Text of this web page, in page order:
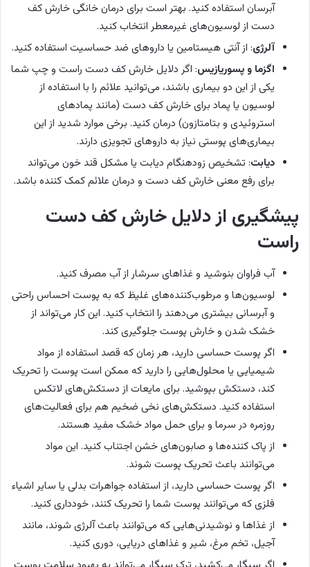
آبرسان استفاده کنید. بهتر است برای درمان خانگی خارش کف
دست از لوسیون‌های غیرمعطر انتخاب کنید.
آلرژی: از آنتی هیستامین یا داروهای ضد حساسیت استفاده کنید.
اگزما و پسوریازیس: اگر دلایل خارش کف دست راست و چپ شما
یکی از این دو بیماری باشند، می‌توانید علائم را با استفاده از
لوسیون یا پماد برای خارش کف دست (مانند پمادهای
استروئیدی و بتامتازون) درمان کنید. برخی موارد شدید از این
بیماری‌های پوستی نیاز به داروهای تجویزی دارند.
دیابت: تشخیص زودهنگام دیابت یا مشکل قند خون می‌تواند
برای رفع معنی خارش کف دست و درمان علائم کمک کننده باشد.
پیشگیری از دلایل خارش کف دست
راست
آب فراوان بنوشید و غذاهای سرشار از آب مصرف کنید.
لوسیون‌ها و مرطوب‌کننده‌های غلیظ که به پوست احساس راحتی
و آبرسانی بیشتری می‌دهند را انتخاب کنید. این کار می‌تواند از
خشک شدن و خارش پوست جلوگیری کند.
اگر پوست حساسی دارید، هر زمان که قصد استفاده از مواد
شیمیایی یا محلول‌هایی را دارید که ممکن است پوست را تحریک
کند، دستکش بپوشید. برای مایعات از دستکش‌های لاتکس
استفاده کنید. دستکش‌های نخی ضخیم هم برای فعالیت‌های
روزمره در سرما و برای حمل مواد خشک مفید هستند.
از پاک کننده‌ها و صابون‌های خشن اجتناب کنید. این مواد
می‌توانند باعث تحریک پوست شوند.
اگر پوست حساسی دارید، از استفاده جواهرات بدلی یا سایر اشیاء
فلزی که می‌توانند پوست شما را تحریک کنند، خودداری کنید.
از غذاها و نوشیدنی‌هایی که می‌توانند باعث آلرژی شوند، مانند
آجیل، تخم مرغ، شیر و غذاهای دریایی، دوری کنید.